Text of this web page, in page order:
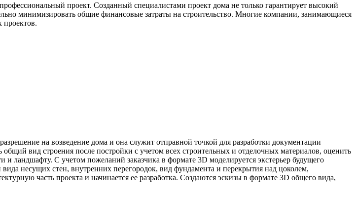
проект. Созданный специалистами проект дома не только гарантирует высокий
минимизировать общие финансовые затраты на строительство. Многие компании, занимающиеся
проектов.
на возведение дома и она служит отправной точкой для разработки документации
вид строения после постройки с учетом всех строительных и отделочных материалов, оценить
ландшафту. С учетом пожеланий заказчика в формате 3D моделируется экстерьер будущего
несущих стен, внутренних перегородок, вид фундамента и перекрытия над цоколем,
часть проекта и начинается ее разработка. Создаются эскизы в формате 3D общего вида,